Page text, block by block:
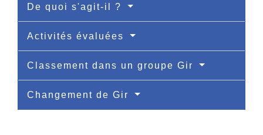
De quoi s'agit-il ?
Activités évaluées
Classement dans un groupe Gir
Changement de Gir